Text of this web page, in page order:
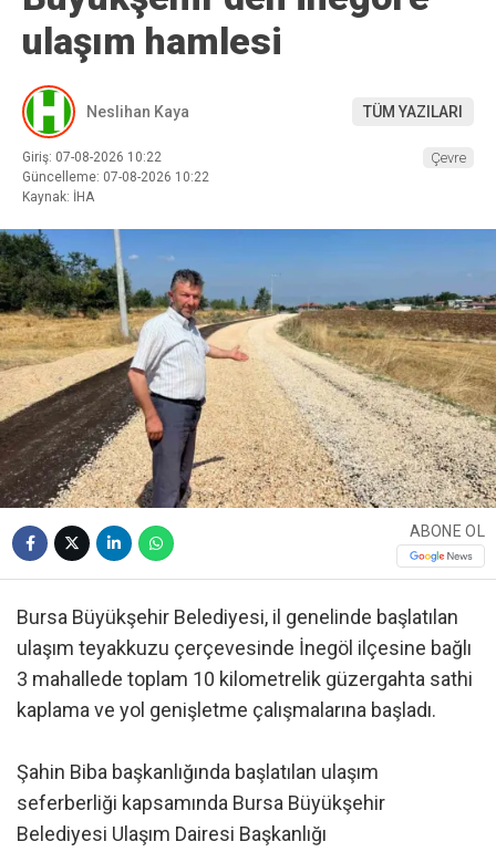
ulaşım hamlesi
Neslihan Kaya TÜM YAZILARI
Giriş: 07-08-2026 10:22
Güncelleme: 07-08-2026 10:22
Kaynak: İHA
Çevre
ABONE OL
Bursa Büyükşehir Belediyesi, il genelinde başlatılan
ulaşım teyakkuzu çerçevesinde İnegöl ilçesine bağlı
3 mahallede toplam 10 kilometrelik güzergahta sathi
kaplama ve yol genişletme çalışmalarına başladı.
Şahin Biba başkanlığında başlatılan ulaşım
seferberliği kapsamında Bursa Büyükşehir
Belediyesi Ulaşım Dairesi Başkanlığı